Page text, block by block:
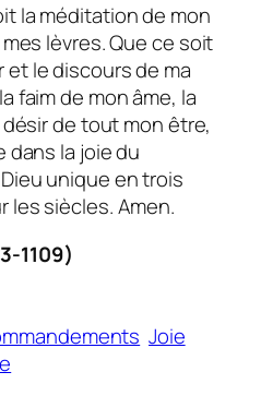
la méditation de mon
lèvres. Que ce soit
et le discours de ma
faim de mon âme, la
de tout mon être,
dans la joie du
unique en trois
les siècles. Amen.
1109)
Joie